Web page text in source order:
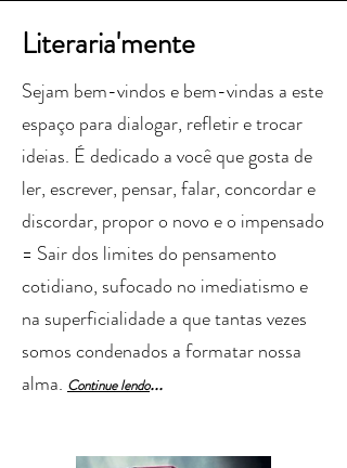
Literaria'mente
Sejam bem-vindos e bem-vindas a este
espaço para dialogar, refletir e trocar
ideias. É dedicado a você que gosta de
ler, escrever, pensar, falar, concordar e
discordar, propor o novo e o impensado
= Sair dos limites do pensamento
cotidiano, sufocado no imediatismo e
na superficialidade a que tantas vezes
somos condenados a formatar nossa
alma. Continue lendo...